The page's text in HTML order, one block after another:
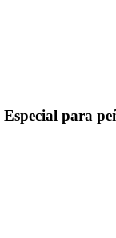
Especial para